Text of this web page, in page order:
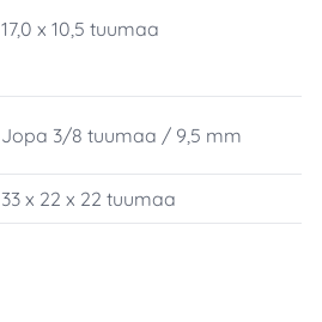
17,0 x 10,5 tuumaa
Jopa 3/8 tuumaa / 9,5 mm
33 x 22 x 22 tuumaa